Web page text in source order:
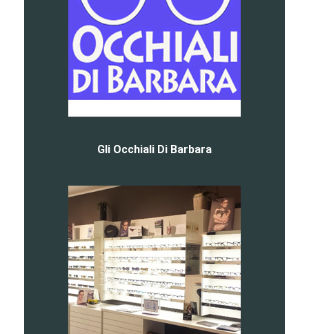
Gli Occhiali Di Barbara